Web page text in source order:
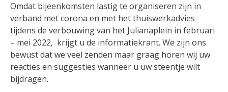
Omdat bijeenkomsten lastig te organiseren zijn in
verband met corona en met het thuiswerkadvies
tijdens de verbouwing van het Julianaplein in februari
– mei 2022, krijgt u de informatiekrant. We zijn ons
bewust dat we veel zenden maar graag horen wij uw
reacties en suggesties wanneer u uw steentje wilt
bijdragen.